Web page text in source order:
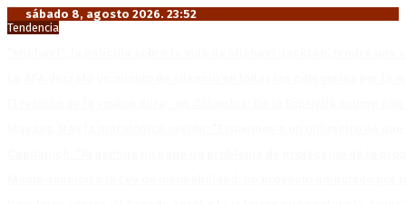
sábado 8, agosto 2026. 23:52
Tendencia